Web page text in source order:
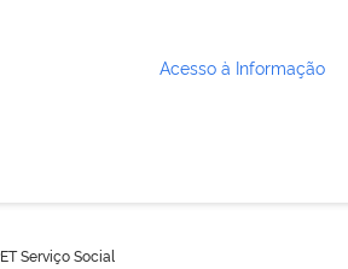
Acesso à Informação
Serviço Social